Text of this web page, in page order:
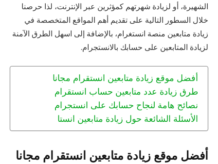
الشهيرة، أو لزيادة شهرتهم كمؤثرين عبر الإنترنت، لذا حرصنا
خلال السطور التالية على تقديم أهم المواقع المتخصصة في
زيادة متابعين منصة انستغرام، بالإضافة إلى اسهل الطرق الآمنة
لزيادة المتابعين على حسابك بالانستجرام.
أفضل موقع زيادة متابعين انستقرام مجانا
طرق زيادة عدد متابعين حساب انستقرام
نصائح هامة لنجاح حسابك على انستجرام
الأسئلة الشائعة حول زيادة متابعين انستا
أفضل موقع زيادة متابعين انستقرام مجانا